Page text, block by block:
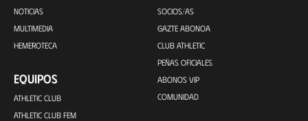
NOTICIAS
MULTIMEDIA
HEMEROTECA
EQUIPOS
ATHLETIC CLUB
ATHLETIC CLUB FEM
SOCIOS/AS
GAZTE ABONOA
CLUB ATHLETIC
PEÑAS OFICIALES
ABONOS VIP
COMUNIDAD